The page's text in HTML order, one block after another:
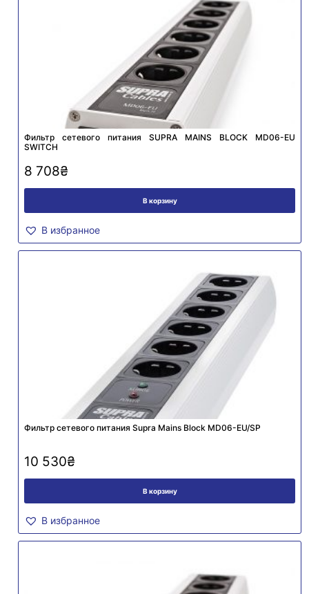
Фильтр сетевого питания SUPRA MAINS BLOCK MD06-EU
SWITCH
8 708₴
В корзину
В избранное
Фильтр сетевого питания Supra Mains Block MD06-EU/SP
10 530₴
В корзину
В избранное